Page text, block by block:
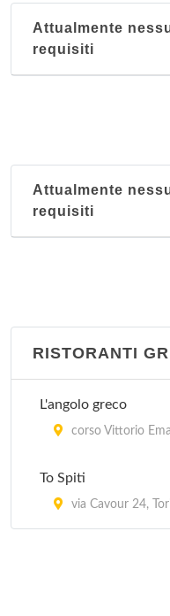
Attualmente
requisiti
Attualmente
requisiti
RISTORANTI
L'angolo greco
corso Vittorio
To Spiti
via Cavour 24,